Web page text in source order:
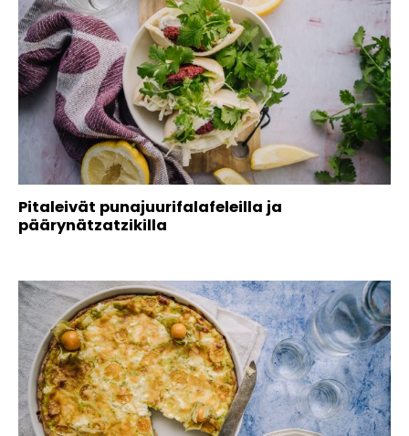
Pitaleivät punajuurifalafeleilla ja
päärynätzatzikilla